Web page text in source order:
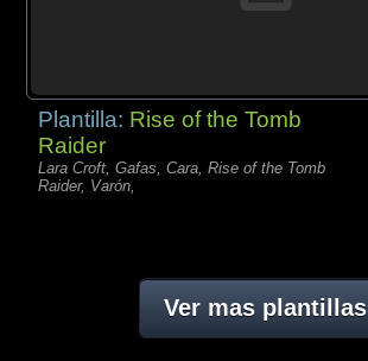
Plantilla: Rise of the Tomb
Raider
Lara Croft, Gafas, Cara, Rise of the Tomb
Raider, Varón,
Ver mas plantillas